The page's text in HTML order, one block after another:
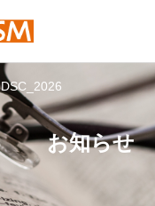
お知らせ
DSC_2026